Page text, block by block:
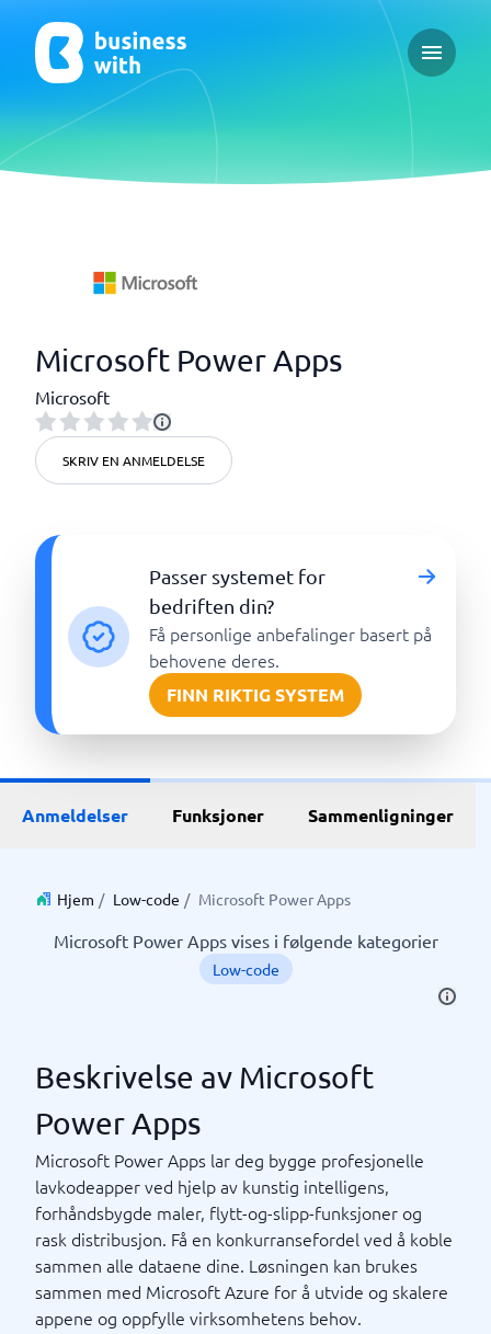
Open
Microsoft Power Apps
Microsoft
SKRIV EN ANMELDELSE
Passer systemet for
bedriften din?
Få personlige anbefalinger basert på
behovene deres.
FINN RIKTIG SYSTEM
Anmeldelser Funksjoner Sammenligninger
Hjem / Low-code / Microsoft Power Apps
Microsoft Power Apps vises i følgende kategorier
Low-code
Beskrivelse av Microsoft
Power Apps
Microsoft Power Apps lar deg bygge profesjonelle
lavkodeapper ved hjelp av kunstig intelligens,
forhåndsbygde maler, flytt-og-slipp-funksjoner og
rask distribusjon. Få en konkurransefordel ved å koble
sammen alle dataene dine. Løsningen kan brukes
sammen med Microsoft Azure for å utvide og skalere
appene og oppfylle virksomhetens behov.